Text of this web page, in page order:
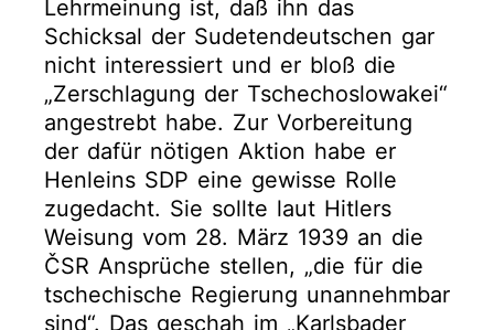
Lehrmeinung ist, daß ihn das
Schicksal der Sudetendeutschen gar
nicht interessiert und er bloß die
„Zerschlagung der Tschechoslowakei“
angestrebt habe. Zur Vorbereitung
der dafür nötigen Aktion habe er
Henleins SDP eine gewisse Rolle
zugedacht. Sie sollte laut Hitlers
Weisung vom 28. März 1939 an die
ČSR Ansprüche stellen, „die für die
tschechische Regierung unannehmbar
sind“. Das geschah im „Karlsbader